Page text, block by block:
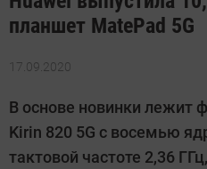
планшет MatePad 5G
17.09.2020
Автор:
Кошик
В основе новинки лежит
Kirin 820 5G с восемью
тактовой частоте 2,36